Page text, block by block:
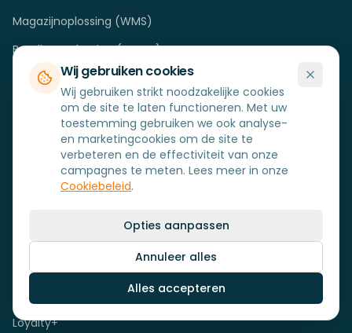
Wij gebruiken cookies
Wij gebruiken strikt noodzakelijke cookies
om de site te laten functioneren. Met uw
toestemming gebruiken we ook analyse-
en marketingcookies om de site te
verbeteren en de effectiviteit van onze
campagnes te meten. Lees meer in onze
Cookiebeleid.
Opties aanpassen
Annuleer alles
Alles accepteren
Magazijnoplossing (WMS)
Betalingsoplossing (mPOS)
Kassasysteem (POS)
Zelfbedieningsoplossing (SSK)
Productie (MRP)
Service (SFM)
Loyalty+